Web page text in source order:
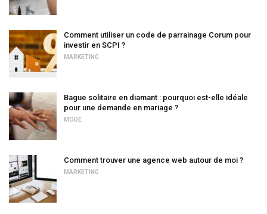
Comment utiliser un code de parrainage Corum pour
investir en SCPI ?
MARKETING
Bague solitaire en diamant : pourquoi est-elle idéale
pour une demande en mariage ?
MODE
Comment trouver une agence web autour de moi ?
MARKETING